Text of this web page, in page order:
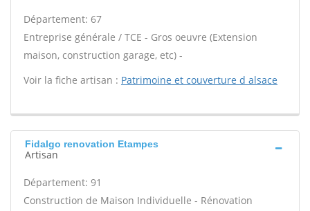
Département: 67
Entreprise générale / TCE - Gros oeuvre (Extension
maison, construction garage, etc) -
Voir la fiche artisan : Patrimoine et couverture d alsace
Fidalgo renovation Etampes
Artisan
Département: 91
Construction de Maison Individuelle - Rénovation